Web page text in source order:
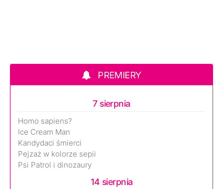
PREMIERY
7 sierpnia
Homo sapiens?
Ice Cream Man
Kandydaci śmierci
Pejzaż w kolorze sepii
Psi Patrol i dinozaury
14 sierpnia